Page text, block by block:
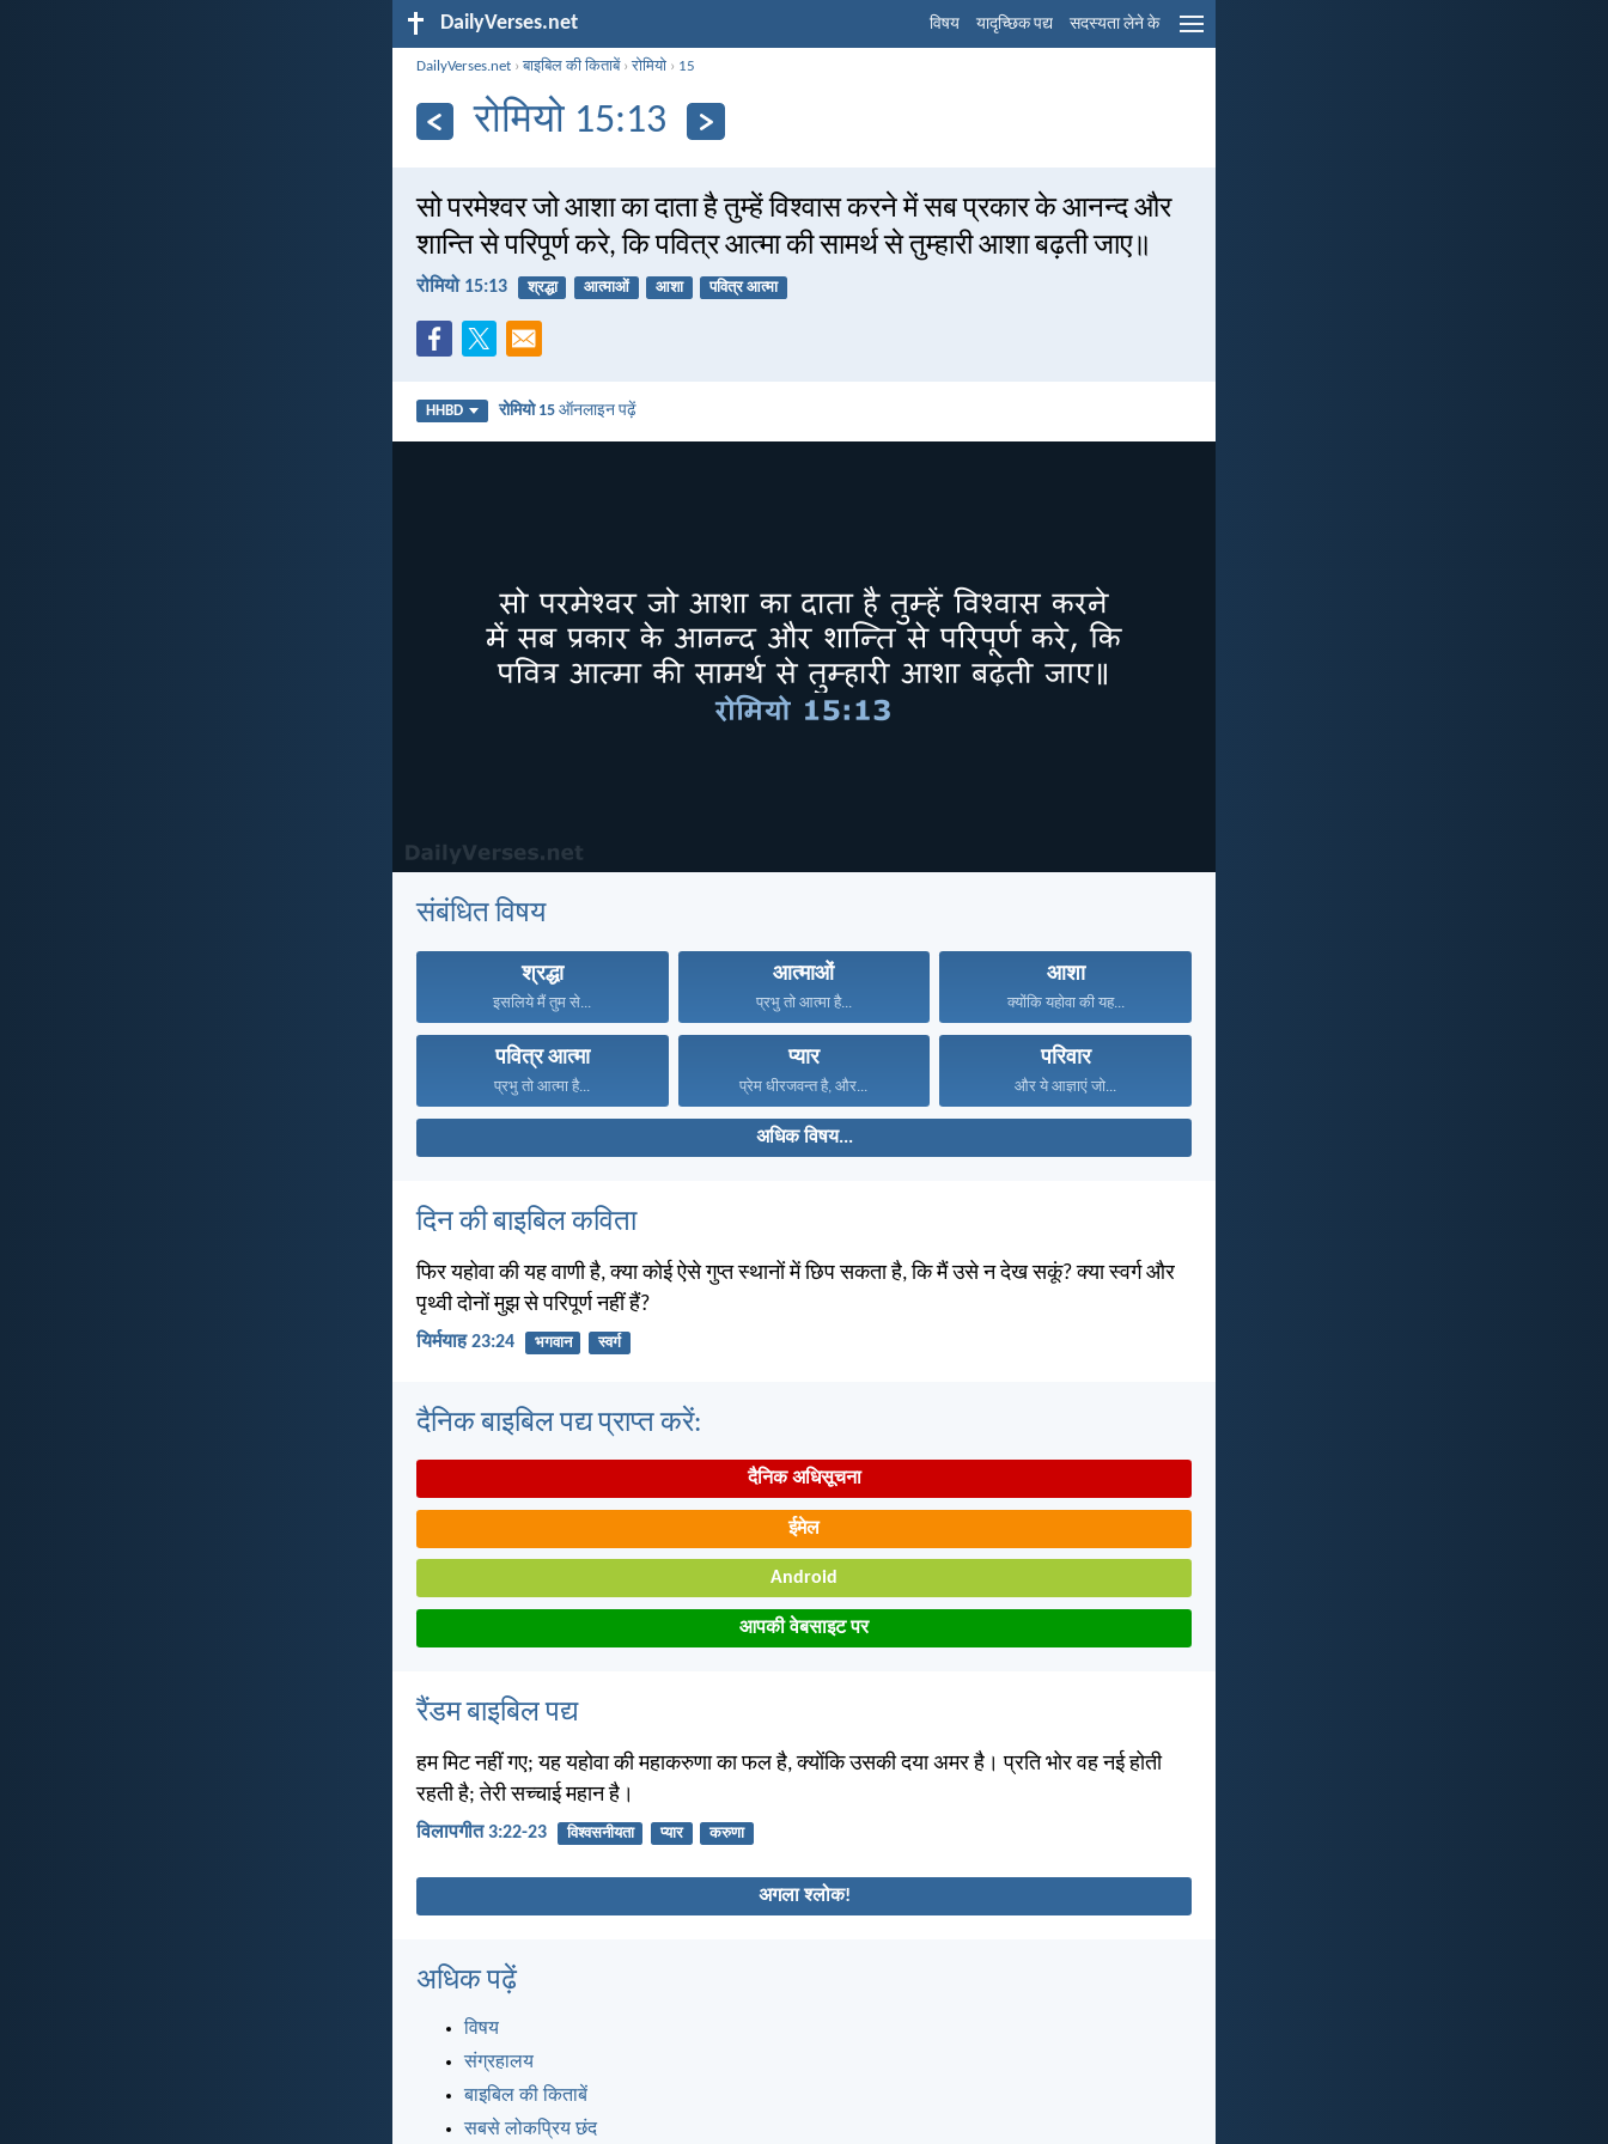
DailyVerses.net विषय यादृच्छिक पद्य सदस्यता लेने के
DailyVerses.net ›बाइबिल की किताबें›रोमियो › 15
रोमियो 15:13
सो परमेश्वर जो आशा का दाता है तुम्हें विश्वास करने में सब प्रकार के आनन्द और
शान्ति से परिपूर्ण करे, कि पवित्र आत्मा की सामर्थ से तुम्हारी आशा बढ़ती जाए॥
रोमियो 15:13 श्रद्धा आत्माओं आशा पवित्र आत्मा
HHBD रोमियो 15 ऑनलाइन पढ़ें
संबंधित विषय
श्रद्धा
इसलिये मैं तुम से...
आत्माओं
प्रभु तो आत्मा है...
आशा
क्योंकि यहोवा की यह...
पवित्र आत्मा
प्रभु तो आत्मा है...
प्यार
प्रेम धीरजवन्त है, और...
परिवार
और ये आज्ञाएं जो...
अधिक विषय...
दिन की बाइबिल कविता
फिर यहोवा की यह वाणी है, क्या कोई ऐसे गुप्त स्थानों में छिप सकता है, कि मैं उसे न देख सकूं? क्या स्वर्ग और
पृथ्वी दोनों मुझ से परिपूर्ण नहीं हैं?
यिर्मयाह 23:24 भगवान स्वर्ग
दैनिक बाइबिल पद्य प्राप्त करें:
दैनिक अधिसूचना
ईमेल
Android
आपकी वेबसाइट पर
रैंडम बाइबिल पद्य
हम मिट नहीं गए; यह यहोवा की महाकरुणा का फल है, क्योंकि उसकी दया अमर है। प्रति भोर वह नई होती
रहती है; तेरी सच्चाई महान है।
विलापगीत 3:22-23 विश्वसनीयता प्यार करुणा
अगला श्लोक!
अधिक पढ़ें
विषय
संग्रहालय
बाइबिल की किताबें
सबसे लोकप्रिय छंद